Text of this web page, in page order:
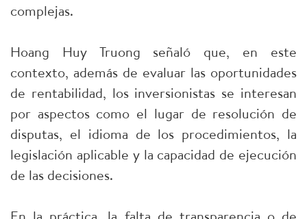
complejas.
Hoang Huy Truong señaló que, en este
contexto, además de evaluar las oportunidades
de rentabilidad, los inversionistas se interesan
por aspectos como el lugar de resolución de
disputas, el idioma de los procedimientos, la
legislación aplicable y la capacidad de ejecución
de las decisiones.